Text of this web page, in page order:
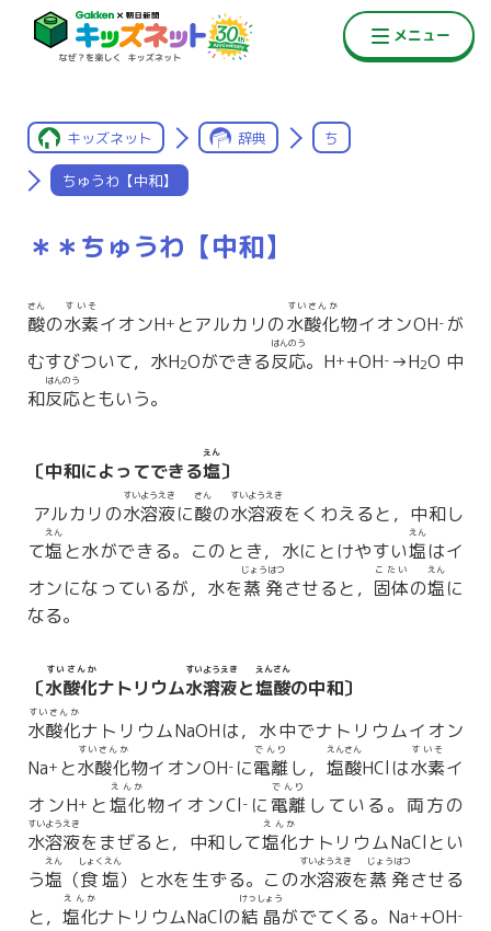
キッズネット 辞典 ち
ちゅうわ【中和】
＊＊ちゅうわ【中和】
酸
さん
の水素
すいそ
イオンH+ とアルカリの水酸化
すいさんか
物イオンOH- が
むすびついて，水H2Oができる反応
はんのう
。H++OH-→H2O 中
和反応
はんのう
ともいう。
〔中和によってできる塩
えん
〕
アルカリの水溶液
すいようえき
に酸
さん
の水溶液
すいようえき
をくわえると，中和し
て塩
えん
と水ができる。このとき，水にとけやすい塩
えん
はイ
オンになっているが，水を蒸発
じょうはつ
させると， 固体
こたい
の塩
えん
に
なる。
〔水酸化
すいさんか
ナトリウム水溶液
すいようえき
と塩酸
えんさん
の中和〕
水酸化
すいさんか
ナトリウムNaOHは，水中でナトリウムイオン
Na+ と水酸化
すいさんか
物イオンOH- に電離
でんり
し， 塩酸
えんさん
HClは水素
すいそ
イ
オンH+ と塩化
えんか
物イオンCl- に 電離
でんり
している。両方の
水溶液
すいようえき
をまぜると，中和して塩化
えんか
ナトリウムNaClとい
う塩
えん
（食塩
しょくえん
）と水を生ずる。この水溶液
すいようえき
を蒸発
じょうはつ
させる
と， 塩化
えんか
ナトリウムNaClの結晶
けっしょう
がでてくる。Na++OH-